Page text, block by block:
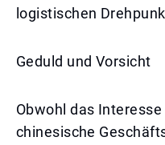
logistischen
Geduld und Vorsicht
Obwohl das
chinesische